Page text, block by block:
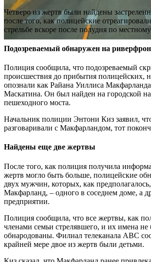
Четверо из жертв были найдены
после того, как полицейские
стрельбе вскоре после полудня по
Подозреваемый обнаружен на
Полиция сообщила, что подозреваемый
происшествия до прибытия полицейских,
опознали как Райана Уиллиса
Маскатина. Он был найден на городской
пешеходного моста.
Начальник полиции Энтони Киз заявил,
разговаривали с Макфарландом, тот
Найдены еще две жертвы
После того, как полиция получила
жертв могло быть больше, полицейские
двух мужчин, которых, как
Макфарланд, – одного в соседнем доме, а
предприятии.
Полиция сообщила, что все жертвы, как
членами семьи стрелявшего, и их имена не
обнародованы. Филиал телеканала ABC
крайней мере двое из жертв были детьми.